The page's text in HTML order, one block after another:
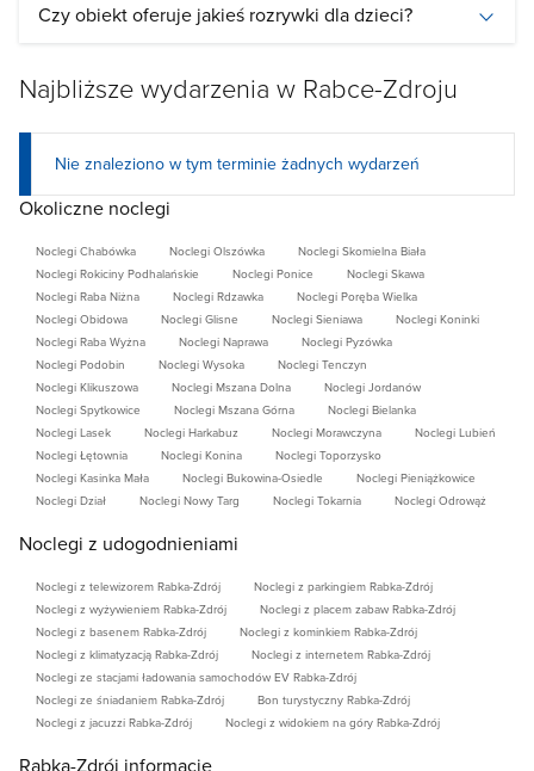
Czy obiekt oferuje jakieś rozrywki dla dzieci?
Najbliższe wydarzenia w Rabce-Zdroju
Nie znaleziono w tym terminie żadnych wydarzeń
Okoliczne noclegi
Noclegi Chabówka Noclegi Olszówka
Noclegi Skomielna Biała
Noclegi Rokiciny Podhalańskie
Noclegi Ponice
Noclegi Skawa
Noclegi Raba Niżna
Noclegi Rdzawka
Noclegi Poręba Wielka
Noclegi Obidowa
Noclegi Glisne Noclegi Sieniawa
Noclegi Koninki
Noclegi Raba Wyżna
Noclegi Naprawa
Noclegi Pyzówka
Noclegi Podobin
Noclegi Wysoka
Noclegi Tenczyn
Noclegi Klikuszowa
Noclegi Mszana Dolna
Noclegi Jordanów
Noclegi Spytkowice
Noclegi Mszana Górna
Noclegi Bielanka
Noclegi Lasek
Noclegi Harkabuz Noclegi Morawczyna
Noclegi Lubień
Noclegi Łętownia
Noclegi Konina
Noclegi Toporzysko
Noclegi Kasinka Mała
Noclegi Bukowina-Osiedle
Noclegi Pieniążkowice
Noclegi Dział
Noclegi Nowy Targ Noclegi Tokarnia Noclegi Odrowąż
Noclegi z udogodnieniami
Noclegi z telewizorem Rabka-Zdrój
Noclegi z parkingiem Rabka-Zdrój
Noclegi z wyżywieniem Rabka-Zdrój
Noclegi z placem zabaw Rabka-Zdrój
Noclegi z basenem Rabka-Zdrój
Noclegi z kominkiem Rabka-Zdrój
Noclegi z klimatyzacją Rabka-Zdrój
Noclegi z internetem Rabka-Zdrój
Noclegi ze stacjami ładowania samochodów EV Rabka-Zdrój
Noclegi ze śniadaniem Rabka-Zdrój
Bon turystyczny Rabka-Zdrój
Noclegi z jacuzzi Rabka-Zdrój
Noclegi z widokiem na góry Rabka-Zdrój
Rabka-Zdrój informacje